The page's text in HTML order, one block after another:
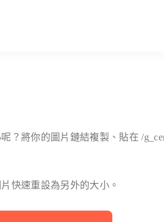
？將你的圖片鏈結複製、貼在/
快速重設為另外的大小。